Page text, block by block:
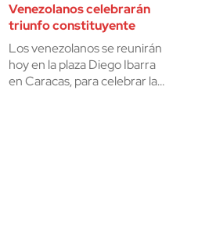
Venezolanos celebrarán
triunfo constituyente
Los venezolanos se reunirán
hoy en la plaza Diego Ibarra
en Caracas, para celebrar la…